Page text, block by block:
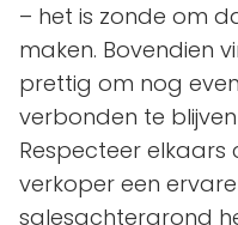
– het is zonde om
maken. Bovendien
prettig om nog
verbonden te
Respecteer elkaars
verkoper een
salesachtergrond